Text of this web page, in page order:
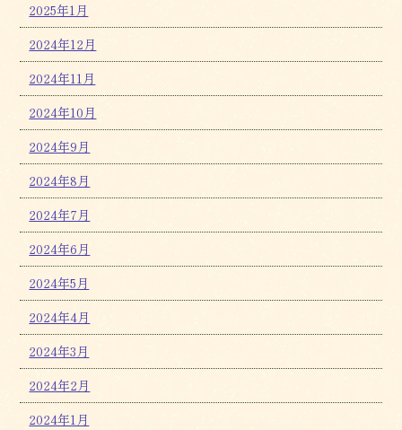
2025年1月
2024年12月
2024年11月
2024年10月
2024年9月
2024年8月
2024年7月
2024年6月
2024年5月
2024年4月
2024年3月
2024年2月
2024年1月